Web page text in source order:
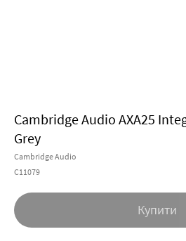
Cambridge Audio AXA25
Grey
Cambridge Audio
C11079
Купити